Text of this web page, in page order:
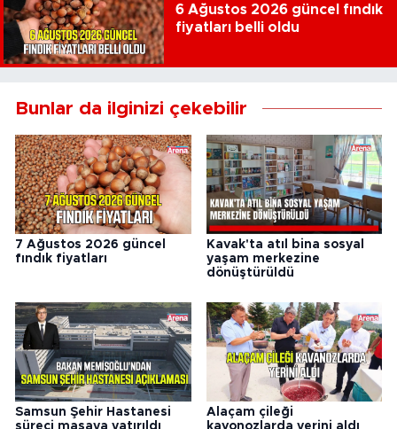
6 Ağustos 2026 güncel fındık
fiyatları belli oldu
Bunlar da ilginizi çekebilir
7 Ağustos 2026 güncel
fındık fiyatları
Kavak'ta atıl bina sosyal
yaşam merkezine
dönüştürüldü
Samsun Şehir Hastanesi
süreci masaya yatırıldı
Alaçam çileği
kavonozlarda yerini aldı